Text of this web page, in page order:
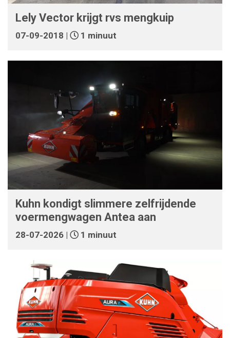
Lely Vector krijgt rvs mengkuip
07-09-2018 | 1 minuut
Kuhn kondigt slimmere zelfrijdende
voermengwagen Antea aan
28-07-2026 | 1 minuut